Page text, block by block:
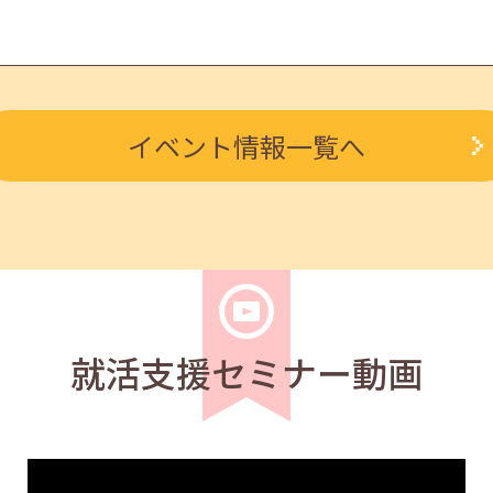
クイベント 11月20日(木)13:30～16:00
求職者
業説明会
イベント情報一覧へ
就活支援セミナー動画